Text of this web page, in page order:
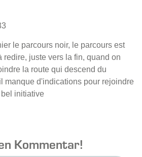
le parcours noir, le parcours est
redire, juste vers la fin, quand on
la route qui descend du
manque d'indications pour rejoindre
initiative
Kommentar!